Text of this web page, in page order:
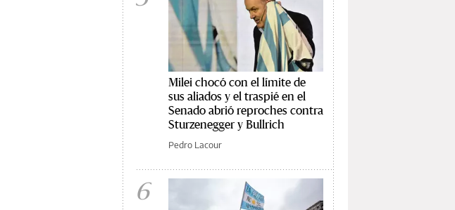
Milei chocó con el límite de
sus aliados y el traspié en el
Senado abrió reproches contra
Sturzenegger y Bullrich
Pedro Lacour
6